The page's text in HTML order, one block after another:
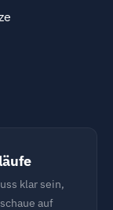
klar sein,
auf